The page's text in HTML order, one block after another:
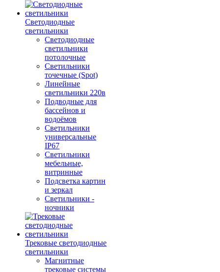
Светодиодные
светильники
Светодиодные
светильники
потолочные
Светильники
точечные (Spot)
Линейные
светильники 220в
Подводные для
бассейнов и
водоёмов
Светильники
универсальные
IP67
Светильники
мебельные,
витринные
Подсветка картин
и зеркал
Светильники -
ночники
Трековые светодиодные
светильники
Магнитные
трековые системы